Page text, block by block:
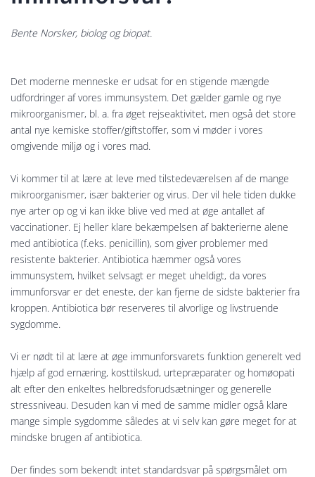
Bente Norsker, biolog og biopat.
Det moderne menneske er udsat for en stigende mængde
udfordringer af vores immunsystem. Det gælder gamle og nye
mikroorganismer, bl. a. fra øget rejseaktivitet, men også det store
antal nye kemiske stoffer/giftstoffer, som vi møder i vores
omgivende miljø og i vores mad.
Vi kommer til at lære at leve med tilstedeværelsen af de mange
mikroorganismer, især bakterier og virus. Der vil hele tiden dukke
nye arter op og vi kan ikke blive ved med at øge antallet af
vaccinationer. Ej heller klare bekæmpelsen af bakterierne alene
med antibiotica (f.eks. penicillin), som giver problemer med
resistente bakterier. Antibiotica hæmmer også vores
immunsystem, hvilket selvsagt er meget uheldigt, da vores
immunforsvar er det eneste, der kan fjerne de sidste bakterier fra
kroppen. Antibiotica bør reserveres til alvorlige og livstruende
sygdomme.
Vi er nødt til at lære at øge immunforsvarets funktion generelt ved
hjælp af god ernæring, kosttilskud, urtepræparater og homøopati
alt efter den enkeltes helbredsforudsætninger og generelle
stressniveau. Desuden kan vi med de samme midler også klare
mange simple sygdomme således at vi selv kan gøre meget for at
mindske brugen af antibiotica.
Der findes som bekendt intet standardsvar på spørgsmålet om